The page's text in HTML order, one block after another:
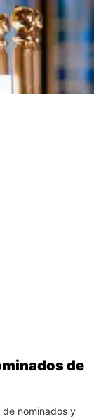
de
nominados y